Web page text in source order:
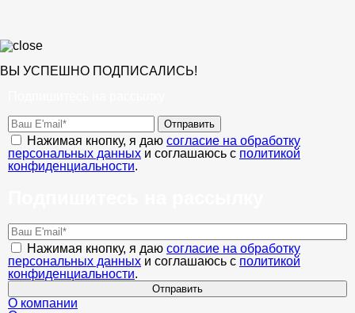
ВЫ УСПЕШНО ПОДПИСАЛИСЬ!
Отправить
Нажимая кнопку, я даю согласие на обработку
персональных данных и соглашаюсь с политикой
конфиденциальности.
Нажимая кнопку, я даю согласие на обработку
персональных данных и соглашаюсь с политикой
конфиденциальности.
Отправить
О компании